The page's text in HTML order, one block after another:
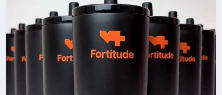
І ми допоможемо вам втілити її в життя:
🔸Понад 500 видів одягу та аксесуарів.
🔸 Виготовлення від 1 штуки до великих тиражів.
🔸 Преміальні матеріали.